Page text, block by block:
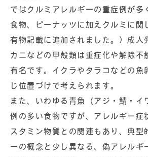
ではクルミアレルギーの重症例が多
食物、ピーナッツに加えクルミに関
有物記載に追加されました。）成人
カニなどの甲殻類は重症化や解除不
有名です。イクラやタラコなどの魚
じ位置づけで考えられます。
また、いわゆる青魚（アジ・鯖・イ
例の多い食物ですが、アレルギー症
スタミン物質との関連もあり、典型
ーの概念と少し異なる、偽アレルギ